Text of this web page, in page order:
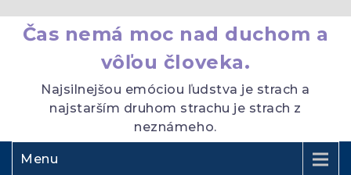
Čas nemá moc nad duchom a
vôľou človeka.
Najsilnejšou emóciou ľudstva je strach a
najstarším druhom strachu je strach z
neznámeho.
Menu